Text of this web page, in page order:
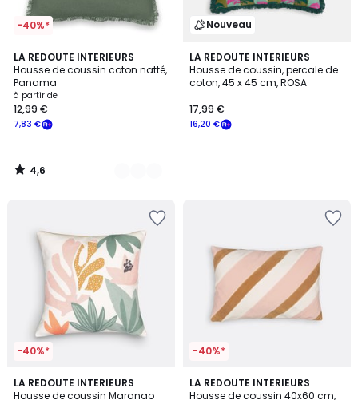
-40%*
LA REDOUTE INTERIEURS
Housse de coussin coton natté,
Panama
à partir de
7,83 €
12,99 €
4,6
/ 5
8
Couleurs
4,6
/
Nouveau
LA REDOUTE INTERIEURS
Housse de coussin, percale de
coton, 45 x 45 cm, ROSA
16,20 €
17,99 €
-40%*
LA REDOUTE INTERIEURS
Housse de coussin Maranao
4,4
/ 5
-40%*
LA REDOUTE INTERIEURS
Housse de coussin 40x60 cm,